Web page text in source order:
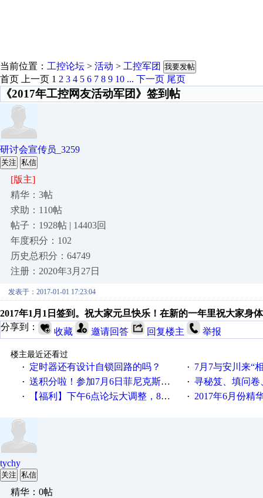
当前位置： 工控论坛 > 活动 > 工控军团 我要发帖
首页 上一页 1 2 3 4 5 6 7 8 9 10 ... 下一页 尾页
《2017年工控网友活动军团》签到帖
研讨会宣传员_3259
关注 私信
[版主]
精华：3帖
求助：110帖
帖子：1928帖 | 14403回
年度积分：102
历史总积分：64749
注册：2020年3月27日
发表于：2017-01-01 17:23:04
2017年1月1日签到。祝大家元旦快乐！在新的一年里祝大家身
分享到：
收藏 邀请回答 回复楼主 举报
楼主最近还看过
·
定时器还有设计自锁回路的吗？ · 7月7与安川来“
· 送积分啦！参加7月6日菲尼克斯在线研讨会即得 · 寻秘笈、填问卷
· 【福利】下午6点论坛大调整，8点服务器内存升级 · 2017年6月份精
tychy
关注 私信
精华：0帖